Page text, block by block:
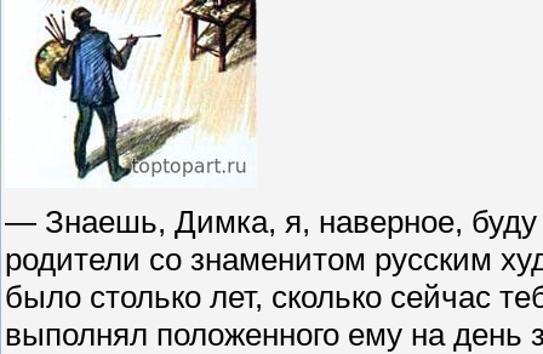
— Знаешь, Димка, я, наверное, буду
родители со знаменитом русским
было столько лет, сколько сейчас
выполнял положенного ему на день